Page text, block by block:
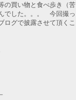
の買い物と食べ歩き（苦
でした。。。 今回撮っ
ログで披露させて頂くこ